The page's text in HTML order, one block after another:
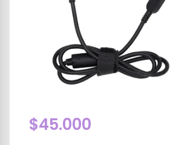
$45.000